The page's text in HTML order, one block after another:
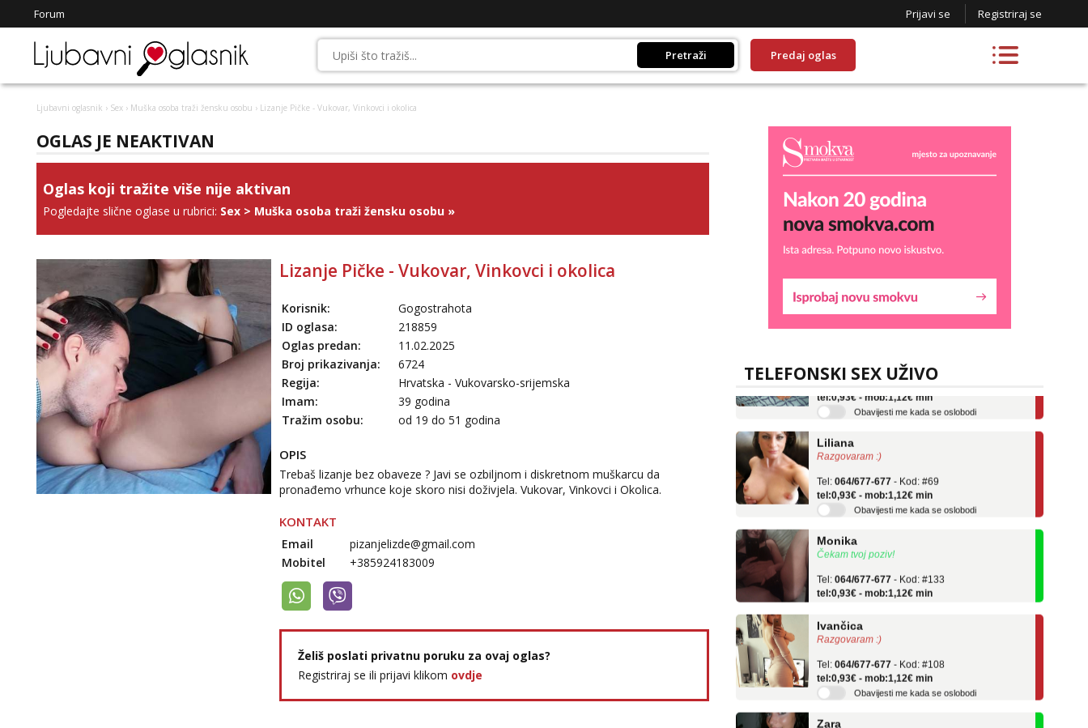
Forum Prijavi se Registriraj se
Pretraži Predaj oglas
Ljubavni oglasnik › Sex › Muška osoba traži žensku osobu › Lizanje Pičke - Vukovar, Vinkovci i okolica
OGLAS JE NEAKTIVAN
Oglas koji tražite više nije aktivan
Pogledajte slične oglase u rubrici: Sex > Muška osoba traži žensku osobu »
Lizanje Pičke - Vukovar, Vinkovci i okolica
Korisnik:
Gogostrahota
ID oglasa:
218859
Oglas predan:
11.02.2025
Broj prikazivanja:
6724
Regija:
Hrvatska - Vukovarsko-srijemska
Imam:
39 godina
Tražim osobu:
od 19 do 51 godina
OPIS
Trebaš lizanje bez obaveze ? Javi se ozbiljnom i diskretnom muškarcu da
pronađemo vrhunce koje skoro nisi doživjela. Vukovar, Vinkovci i Okolica.
KONTAKT
Email
pizanjelizde@gmail.com
Mobitel
+385924183009
Želiš poslati privatnu poruku za ovaj oglas?
Registriraj se ili prijavi klikom ovdje
TELEFONSKI SEX UŽIVO
Lucija
Tel:064/677-677 - Kod: #136
tel:0,93€ - mob:1,12€ min
Obavijesti me kada se oslobodi
Razgovaram :)
064/677-677
tel:0,93€ - mob:1,12€ min
Obavijesti me kada se oslobodi
Čekam tvoj poziv!
064/677-677
tel:0,93€ - mob:1,12€ min
Razgovaram :)
064/677-677
tel:0,93€ - mob:1,12€ min
Obavijesti me kada se oslobodi
Čekam tvoj poziv!